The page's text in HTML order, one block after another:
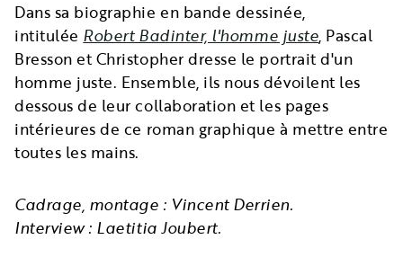
Dans sa biographie en bande dessinée,
intitulée Robert Badinter, l'homme juste, Pascal
Bresson et Christopher dresse le portrait d'un
homme juste. Ensemble, ils nous dévoilent les
dessous de leur collaboration et les pages
intérieures de ce roman graphique à mettre entre
toutes les mains.
Cadrage, montage : Vincent Derrien.
Interview : Laetitia Joubert.